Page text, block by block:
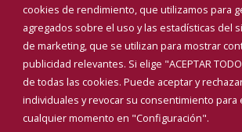
cookies de rendimiento, que utilizamos para
agregados sobre el uso y las estadísticas del
de marketing, que se utilizan para mostrar
publicidad relevantes. Si elige "ACEPTAR
de todas las cookies. Puede aceptar y
individuales y revocar su consentimiento para
cualquier momento en "Configuración".
INICIAR SESIÓN
MAPA WEB